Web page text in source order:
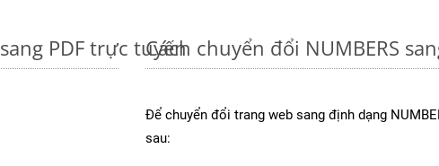
PDF trực tuyếnCách chuyển đổi NUMBERS
Để chuyển đổi trang web sang định dạng
sau: